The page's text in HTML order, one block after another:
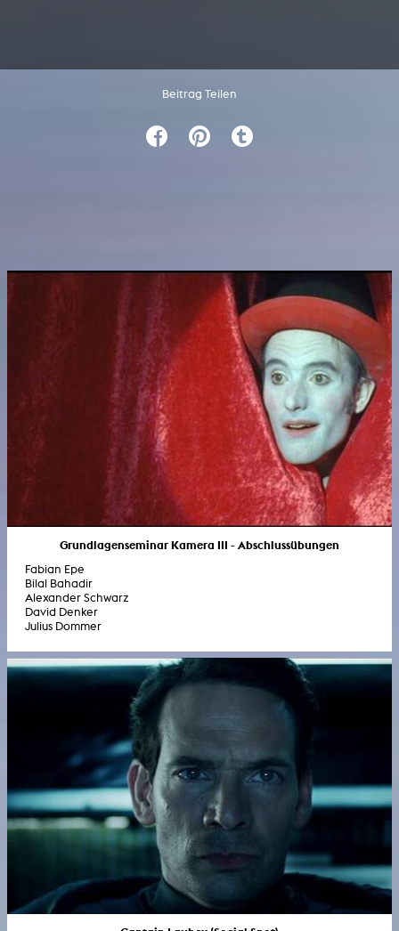
Beitrag Teilen
Grundlagenseminar Kamera III - Abschlussübungen
Fabian Epe
Bilal Bahadir
Alexander Schwarz
David Denker
Julius Dommer